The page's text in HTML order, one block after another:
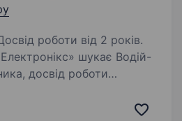
роботи від 2 років.
досвід роботи
компонентів